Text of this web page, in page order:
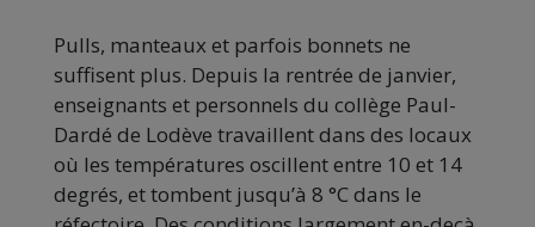
Pulls, manteaux et parfois bonnets ne
suffisent plus. Depuis la rentrée de janvier,
enseignants et personnels du collège Paul-
Dardé de Lodève travaillent dans des locaux
où les températures oscillent entre 10 et 14
degrés, et tombent jusqu’à 8 °C dans le